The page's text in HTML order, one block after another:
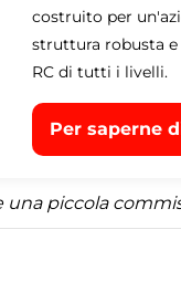
costruito per
struttura robusta
RC di tutti i livelli.
Per saperne
piccola